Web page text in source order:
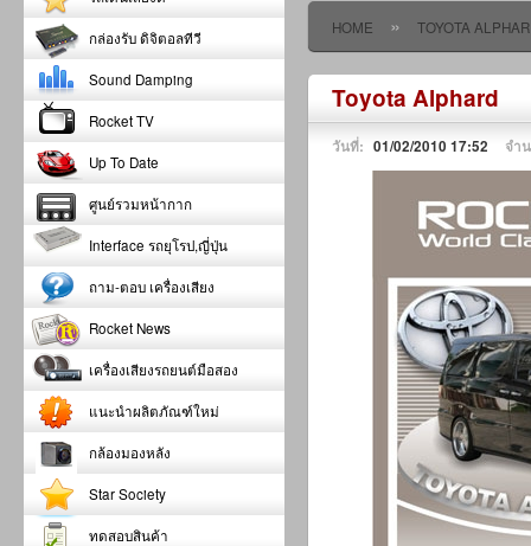
HOME » TOYOTA
Toyota Alphard
วันที่: 01/02/2010 17:52 จำ
กล่องรับ ดิจิตอลทีวี
Sound Damping
Rocket TV
Up To Date
ศูนย์รวมหน้ากาก
Interface รถยุโรป,ญี่ปุ่น
ถาม-ตอบ เครื่องเสียง
Rocket News
เครื่องเสียงรถยนต์มือสอง
แนะนำผลิตภัณฑ์ใหม่
กล้องมองหลัง
Star Society
ทดสอบสินค้า